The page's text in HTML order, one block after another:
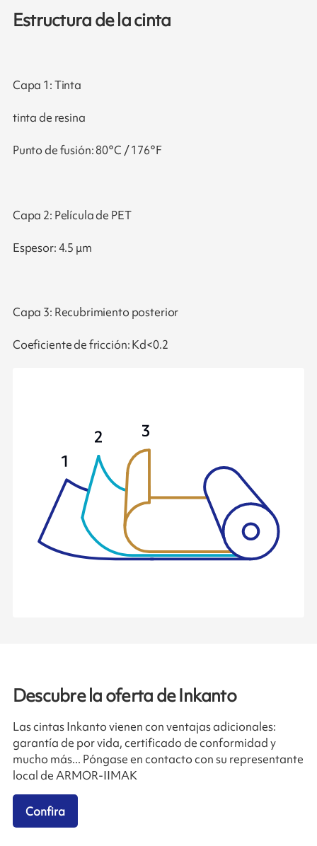
Estructura de la cinta
Capa 1: Tinta
tinta de resina
Punto de fusión: 80°C / 176°F
Capa 2: Película de PET
Espesor: 4.5 μm
Capa 3: Recubrimiento posterior
Coeficiente de fricción: Kd<0.2
Descubre la oferta de Inkanto
Las cintas Inkanto vienen con ventajas adicionales:
garantía de por vida, certificado de conformidad y
mucho más... Póngase en contacto con su representante
local de ARMOR-IIMAK
Confira